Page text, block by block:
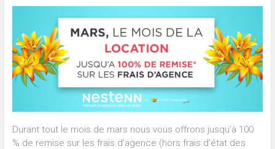
Durant tout le mois de mars nous vous offrons jusqu’à 100
% de remise sur les frais d’agence (hors frais d’état des